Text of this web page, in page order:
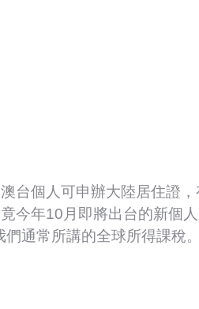
台個人可申辦大陸居住證
今年10月即將出台的新個
通常所講的全球所得課稅